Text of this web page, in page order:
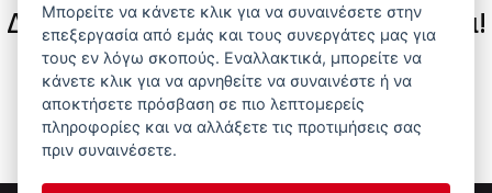
Δεν υπάρχουν διαθέσιμα προϊόντα!
Αναζητήστε προϊόντα που σας ενδιαφέρουν ανά
κατηγορία ή προμηθευτή.
Μπορείτε να κάνετε κλικ για να συναινέσετε στην
επεξεργασία από εμάς και τους συνεργάτες μας για
τους εν λόγω σκοπούς. Εναλλακτικά, μπορείτε να
κάνετε κλικ για να αρνηθείτε να συναινέστε ή να
αποκτήσετε πρόσβαση σε πιο λεπτομερείς
πληροφορίες και να αλλάξετε τις προτιμήσεις σας
πριν συναινέσετε.